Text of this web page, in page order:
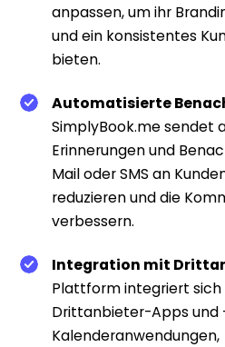
anpassen, um ihr
und ein konsistentes
bieten.
Automatisierte
SimplyBook.me sendet
Erinnerungen und
Mail oder SMS an
reduzieren und die
verbessern.
Integration mit
Plattform integriert
Drittanbieter-Apps und
Kalenderanwendungen,